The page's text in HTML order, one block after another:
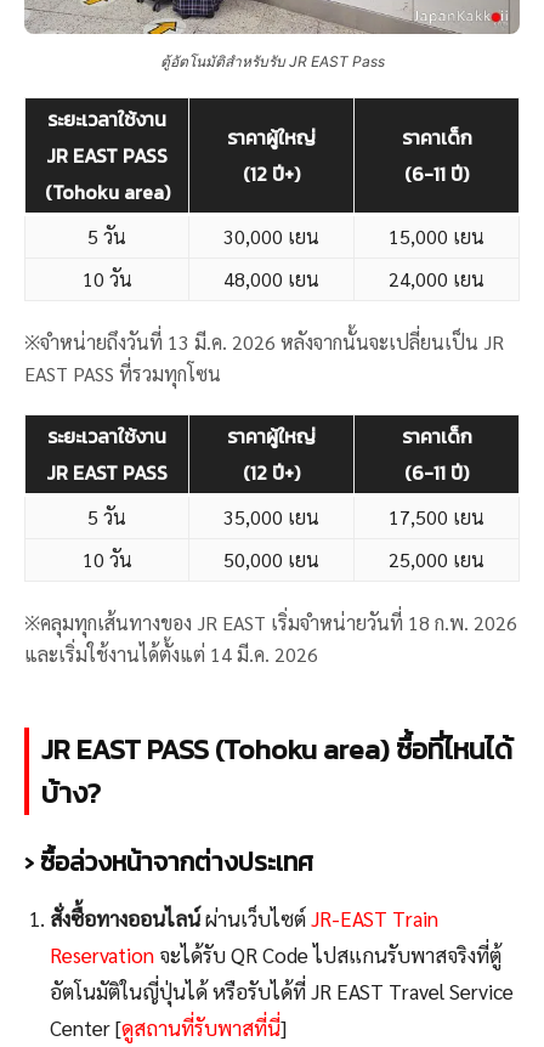
ตู้อัตโนมัติสำหรับรับ JR EAST Pass
ระยะเวลาใช้งาน
JR EAST PASS
(Tohoku area)
ราคาผู้ใหญ่
(12 ปี+)
ราคาเด็ก
(6-11 ปี)
5 วัน 30,000​ เยน
15,000​ เยน
10 วัน
48,000​ เยน 24,000​ เยน
※จำหน่ายถึงวันที่ 13 มี.ค. 2026 หลังจากนั้นจะเปลี่ยนเป็น JR
EAST PASS ที่รวมทุกโซน
ระยะเวลาใช้งาน
JR EAST PASS
ราคาผู้ใหญ่
(12 ปี+)
ราคาเด็ก
(6-11 ปี)
5 วัน 35,000 เยน
17,500 เยน
10 วัน
50,000 เยน 25,000 เยน
※คลุมทุกเส้นทางของ JR EAST เริ่มจำหน่ายวันที่ 18 ก.พ. 2026
และเริ่มใช้งานได้ตั้งแต่ 14 มี.ค. 2026
JR EAST PASS (Tohoku area) ซื้อที่ไหนได้
บ้าง?
› ซื้อล่วงหน้าจากต่างประเทศ
สั่งซื้อทางออนไลน์ผ่านเว็บไซต์JR-EAST Train
Reservation จะได้รับ QR Code ไปสแกนรับพาสจริงที่ตู้
อัตโนมัติในญี่ปุ่นได้ หรือรับได้ที่ JR EAST Travel Service
Center [ดูสถานที่รับพาสที่นี่]